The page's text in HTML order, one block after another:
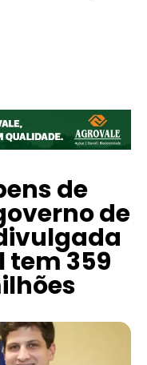
de
de
tem 359